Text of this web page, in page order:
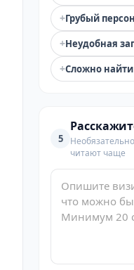
+Грубый
+Неудобная
+Сложно
5
читают чаще